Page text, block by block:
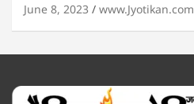
June 8, 2023 www.Jyotikan.com